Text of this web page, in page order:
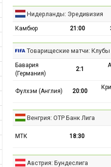
Нидерланды: Эредивизия
Камбюр 21:00
Товарищеские матчи: Клубы
Бавария
(Германия)
2:1
Фулхэм (Англия) 20:00
Венгрия: ОТР Банк Лига
МТК 18:30
Австрия: Бундеслига